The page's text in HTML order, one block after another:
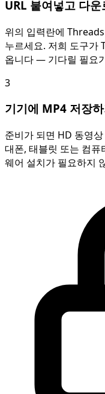
URL 붙여넣고 다
위의 입력란에
누르세요. 저희 도구가
옵니다 — 기다릴 필요
3
기기에 MP4 저장
준비가 되면 HD 동영
대폰, 태블릿 또는 컴
웨어 설치가 필요하지